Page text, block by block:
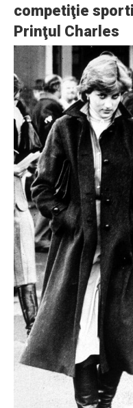
competiţie
Prinţul Charles